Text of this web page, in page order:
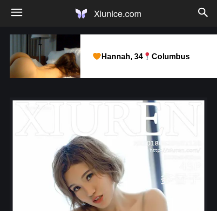
Xiunice.com
Hannah, 34 Columbus